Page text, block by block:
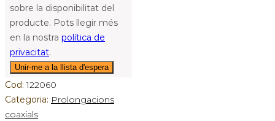
sobre la disponibilitat del
producte. Pots llegir més
en la nostra política de
privacitat.
Cod:122060
Categoria: Prolongacions
coaxials